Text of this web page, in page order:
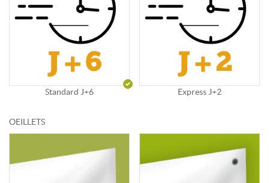
Standard J+6 Express J+2
OEILLETS